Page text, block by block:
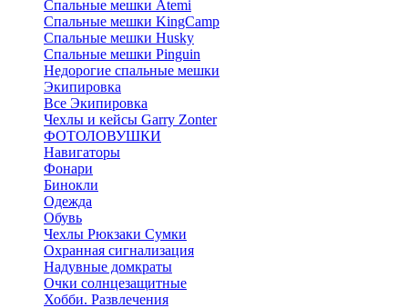
Спальные мешки Atemi
Спальные мешки KingCamp
Спальные мешки Husky
Спальные мешки Pinguin
Недорогие спальные мешки
Экипировка
Все Экипировка
Чехлы и кейсы Garry Zonter
ФОТОЛОВУШКИ
Навигаторы
Фонари
Бинокли
Одежда
Обувь
Чехлы Рюкзаки Сумки
Охранная сигнализация
Надувные домкраты
Очки солнцезащитные
Хобби. Развлечения